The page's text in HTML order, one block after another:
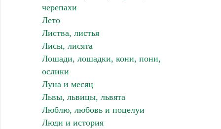
черепахи
Лето
Листва, листья
Лисы, лисята
Лошади, лошадки, кони, пони,
ослики
Луна и месяц
Львы, львицы, львята
Люблю, любовь и поцелуи
Люди и история